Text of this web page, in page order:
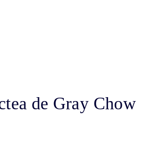
de Gray Chow